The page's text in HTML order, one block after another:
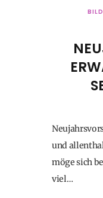
und
möge sich
viel…